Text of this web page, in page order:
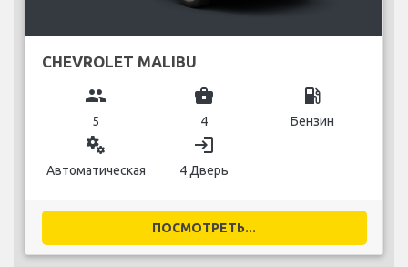
CHEVROLET MALIBU
group
5
business_center
4
local_gas_station
Бензин
miscellaneous_services
Автоматическая
login
4 Дверь
ПОСМОТРЕТЬ...